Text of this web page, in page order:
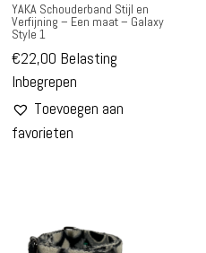
YAKA Schouderband Stijl en
Verfijning – Een maat – Galaxy
Style 1
€22,00 Belasting
Inbegrepen
Toevoegen aan
favorieten